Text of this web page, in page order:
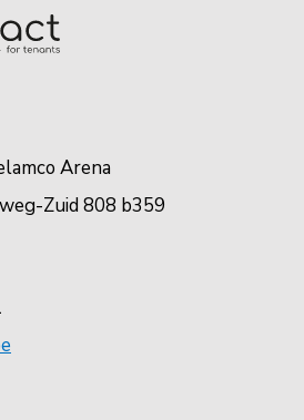
Arena
Zuid 808 b359